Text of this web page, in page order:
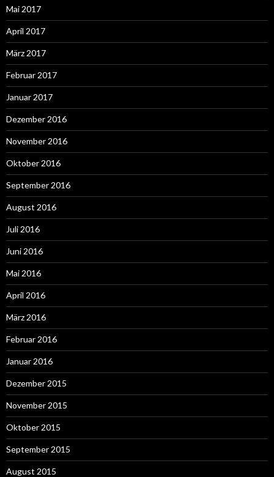
Mai 2017
April 2017
März 2017
Februar 2017
Januar 2017
Dezember 2016
November 2016
Oktober 2016
September 2016
August 2016
Juli 2016
Juni 2016
Mai 2016
April 2016
März 2016
Februar 2016
Januar 2016
Dezember 2015
November 2015
Oktober 2015
September 2015
August 2015